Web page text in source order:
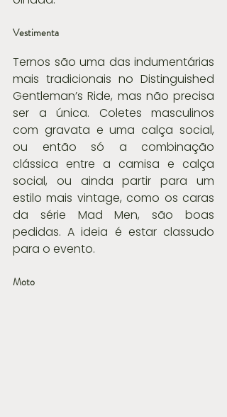
Vestimenta
Ternos são uma das indumentárias
mais tradicionais no Distinguished
Gentleman’s Ride, mas não precisa
ser a única. Coletes masculinos
com gravata e uma calça social,
ou então só a combinação
clássica entre a camisa e calça
social, ou ainda partir para um
estilo mais vintage, como os caras
da série Mad Men, são boas
pedidas. A ideia é estar classudo
para o evento.
Moto